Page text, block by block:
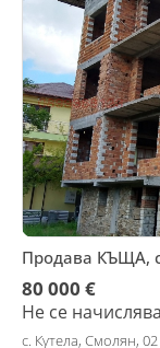
Продава КЪЩА,
80 000 €
Не се
с. Кутела, Смолян, 02